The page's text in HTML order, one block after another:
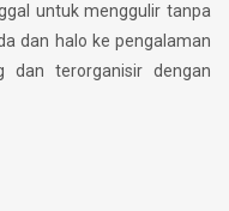
untuk menggulir tanpa
dan halo ke pengalaman
dan terorganisir dengan